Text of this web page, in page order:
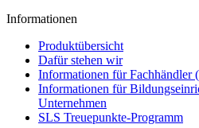
Informationen
Produktübersicht
Dafür stehen wir
Informationen für Fachhändler
Informationen für
Unternehmen
SLS Treuepunkte-Programm